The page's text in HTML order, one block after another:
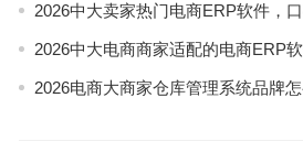
2026中大卖家热门电商ERP软件，
2026中大电商商家适配的电商ERP
2026电商大商家仓库管理系统品牌